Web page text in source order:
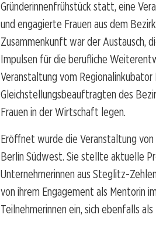
Gründerinnenfrühstück statt, eine
und engagierte Frauen aus dem
Zusammenkunft war der Austausch,
Impulsen für die berufliche
Veranstaltung vom
Gleichstellungsbeauftragten des
Frauen in der Wirtschaft legen.
Eröffnet wurde die Veranstaltung
Berlin Südwest. Sie stellte aktuelle
Unternehmerinnen aus Steglitz-
von ihrem Engagement als Mentorin
Teilnehmerinnen ein, sich ebenfalls